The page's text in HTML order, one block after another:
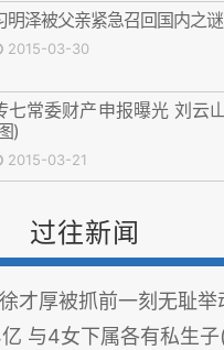
明泽被父亲紧急召回国内之谜
2015-03-30
七常委财产申报曝光 刘云
)
2015-03-21
过往新闻
才厚被抓前一刻无耻举
与4女下属各有私生子